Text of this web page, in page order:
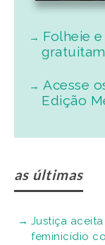
Folheie
Acesse
Edição
as últimas
Justiça
feminicídio